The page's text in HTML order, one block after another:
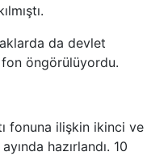
da devlet
öngörülüyordu.
fonuna ilişkin ikinci ve
hazırlandı. 10